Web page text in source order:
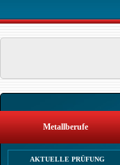
Metallberufe
AKTUELLE PRÜFUNG